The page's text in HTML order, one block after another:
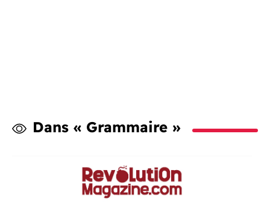
Dans « Grammaire »